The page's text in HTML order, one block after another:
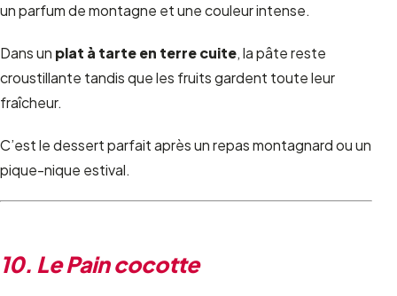
un parfum de montagne et une couleur intense.
Dans un plat à tarte en terre cuite, la pâte reste
croustillante tandis que les fruits gardent toute leur
fraîcheur.
C’est le dessert parfait après un repas montagnard ou un
pique-nique estival.
10. Le Pain cocotte